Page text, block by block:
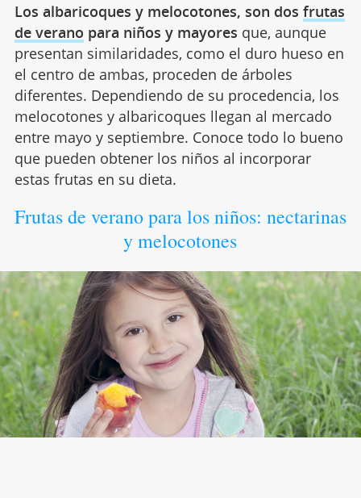
Los albaricoques y melocotones, son dos frutas
de verano para niños y mayores que, aunque
presentan similaridades, como el duro hueso en
el centro de ambas, proceden de árboles
diferentes. Dependiendo de su procedencia, los
melocotones y albaricoques llegan al mercado
entre mayo y septiembre. Conoce todo lo bueno
que pueden obtener los niños al incorporar
estas frutas en su dieta.
Frutas de verano para los niños: nectarinas
y melocotones